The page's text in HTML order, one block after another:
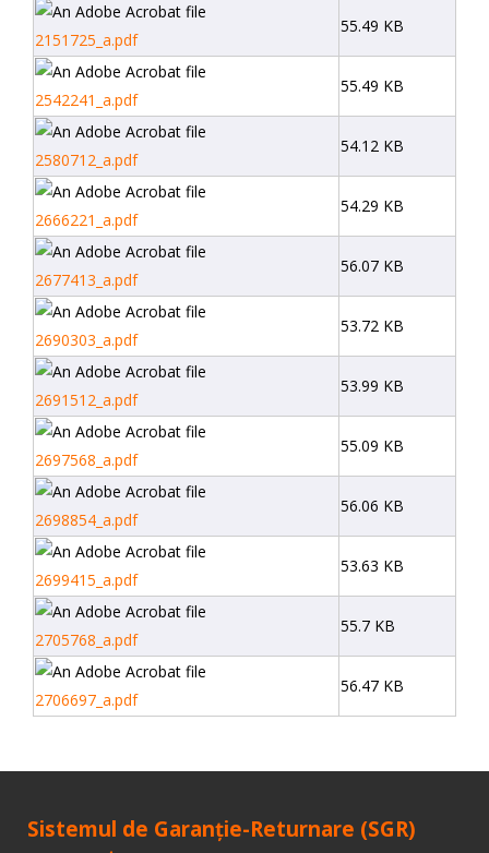
2151725_a.pdf
55.49 KB
2542241_a.pdf
55.49 KB
2580712_a.pdf
54.12 KB
2666221_a.pdf
54.29 KB
2677413_a.pdf
56.07 KB
2690303_a.pdf
53.72 KB
2691512_a.pdf
53.99 KB
2697568_a.pdf
55.09 KB
2698854_a.pdf
56.06 KB
2699415_a.pdf
53.63 KB
2705768_a.pdf
55.7 KB
2706697_a.pdf
56.47 KB
Sistemul de Garanție-Returnare (SGR)